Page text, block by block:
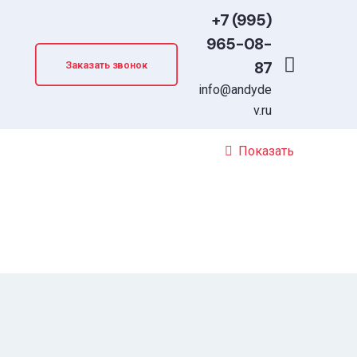
Заказать звонок
+7 (995)
965-08-
87
info@andyde
v.ru
Показать